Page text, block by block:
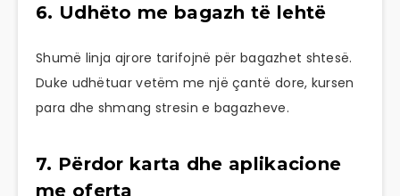
6. Udhëto me bagazh të lehtë
Shumë linja ajrore tarifojnë për bagazhet shtesë.
Duke udhëtuar vetëm me një çantë dore, kursen
para dhe shmang stresin e bagazheve.
7. Përdor karta dhe aplikacione
me oferta